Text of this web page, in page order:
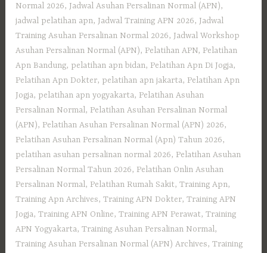
Normal 2026, Jadwal Asuhan Persalinan Normal (APN),
jadwal pelatihan apn, Jadwal Training APN 2026, Jadwal
Training Asuhan Persalinan Normal 2026, Jadwal Workshop
Asuhan Persalinan Normal (APN), Pelatihan APN, Pelatihan
Apn Bandung, pelatihan apn bidan, Pelatihan Apn Di Jogja,
Pelatihan Apn Dokter, pelatihan apn jakarta, Pelatihan Apn
Jogja, pelatihan apn yogyakarta, Pelatihan Asuhan
Persalinan Normal, Pelatihan Asuhan Persalinan Normal
(APN), Pelatihan Asuhan Persalinan Normal (APN) 2026,
Pelatihan Asuhan Persalinan Normal (Apn) Tahun 2026,
pelatihan asuhan persalinan normal 2026, Pelatihan Asuhan
Persalinan Normal Tahun 2026, Pelatihan Onlin Asuhan
Persalinan Normal, Pelatihan Rumah Sakit,Training Apn,
Training Apn Archives,Training APN Dokter,Training APN
Jogja,Training APN Online,Training APN Perawat,Training
APN Yogyakarta,Training Asuhan Persalinan Normal,
Training Asuhan Persalinan Normal (APN) Archives,Training